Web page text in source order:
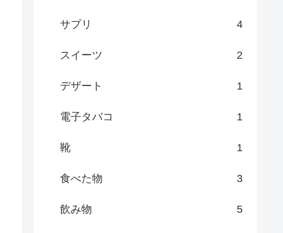
サプリ 4
スイーツ 2
デザート 1
電子タバコ 1
靴 1
食べた物 3
飲み物 5